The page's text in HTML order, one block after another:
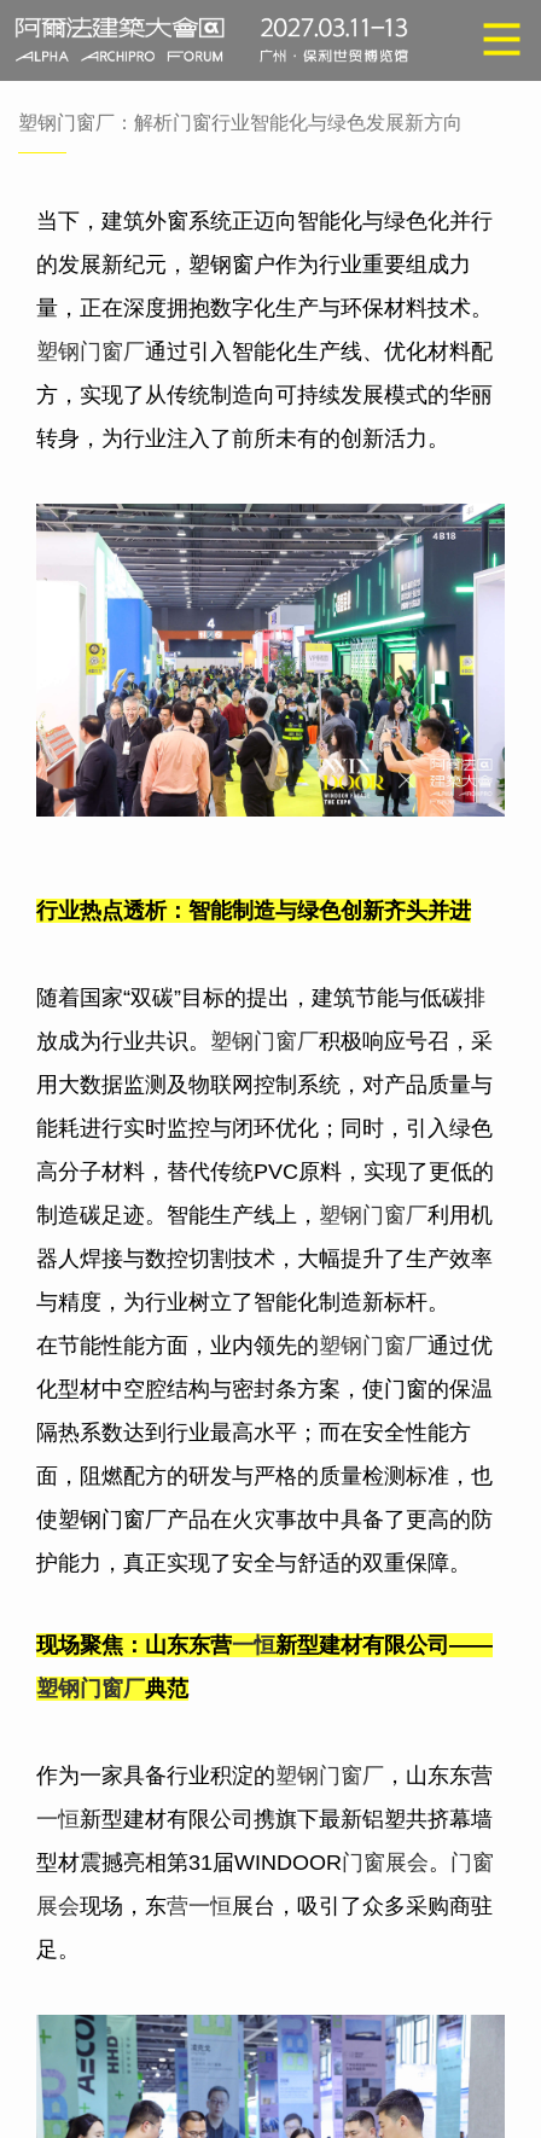
塑钢门窗厂：解析门窗行业智能化与绿色发展新方向
当下，建筑外窗系统正迈向智能化与绿色化并行
的发展新纪元，塑钢窗户作为行业重要组成力
量，正在深度拥抱数字化生产与环保材料技术。
塑钢门窗厂通过引入智能化生产线、优化材料配
方，实现了从传统制造向可持续发展模式的华丽
转身，为行业注入了前所未有的创新活力。
行业热点透析：智能制造与绿色创新齐头并进
随着国家“双碳”目标的提出，建筑节能与低碳排
放成为行业共识。 塑钢门窗厂积极响应号召，采
用大数据监测及物联网控制系统，对产品质量与
能耗进行实时监控与闭环优化；同时，引入绿色
高分子材料，替代传统PVC原料，实现了更低的
制造碳足迹。智能生产线上， 塑钢门窗厂利用机
器人焊接与数控切割技术，大幅提升了生产效率
与精度，为行业树立了智能化制造新标杆。
在节能性能方面，业内领先的塑钢门窗厂通过优
化型材中空腔结构与密封条方案，使门窗的保温
隔热系数达到行业最高水平；而在安全性能方
面，阻燃配方的研发与严格的质量检测标准，也
使塑钢门窗厂产品在火灾事故中具备了更高的防
护能力，真正实现了安全与舒适的双重保障。
现场聚焦：山东东营一恒新型建材有限公司——
塑钢门窗厂典范
作为一家具备行业积淀的塑钢门窗厂 ，山东东营
一恒新型建材有限公司携旗下最新铝塑共挤幕墙
型材震撼亮相第31届WINDOOR门窗展会。 门窗
展会现场，东营一恒展台，吸引了众多采购商驻
足。